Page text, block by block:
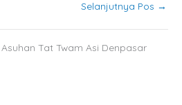
Selanjutnya Pos →
Tat Twam Asi Denpasar